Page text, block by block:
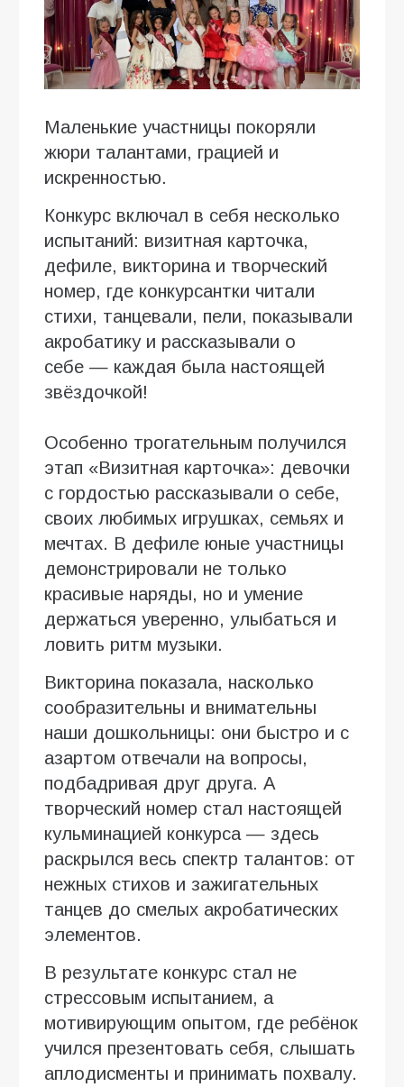
Маленькие участницы покоряли
жюри талантами, грацией и
искренностью.
Конкурс включал в себя несколько
испытаний: визитная карточка,
дефиле, викторина и творческий
номер, где конкурсантки читали
стихи, танцевали, пели, показывали
акробатику и рассказывали о
себе — каждая была настоящей
звёздочкой!
Особенно трогательным получился
этап «Визитная карточка»: девочки
с гордостью рассказывали о себе,
своих любимых игрушках, семьях и
мечтах. В дефиле юные участницы
демонстрировали не только
красивые наряды, но и умение
держаться уверенно, улыбаться и
ловить ритм музыки.
Викторина показала, насколько
сообразительны и внимательны
наши дошкольницы: они быстро и с
азартом отвечали на вопросы,
подбадривая друг друга. А
творческий номер стал настоящей
кульминацией конкурса — здесь
раскрылся весь спектр талантов: от
нежных стихов и зажигательных
танцев до смелых акробатических
элементов.
В результате конкурс стал не
стрессовым испытанием, а
мотивирующим опытом, где ребёнок
учился презентовать себя, слышать
аплодисменты и принимать похвалу.